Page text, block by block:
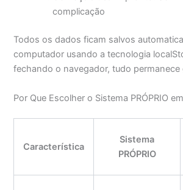
complicação
Todos os dados ficam salvos
computador usando a tecnologia
fechando o navegador, tudo permanece
Por Que Escolher o Sistema PRÓPRIO
Característica
Sistema
PRÓPRIO